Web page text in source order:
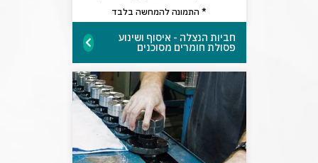
* התמונה להמחשה בלבד
חביות הנצלה - איסוף ושינוע
פסולת חומרים מסוכנים